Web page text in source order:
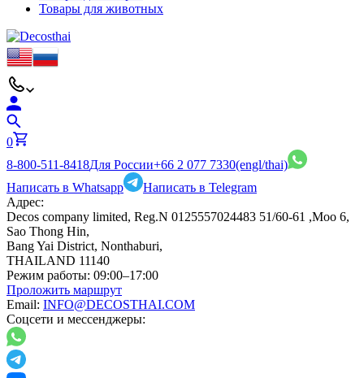
Товары для животных
0
8-800-511-8418Для России+66 2 077 7330(engl/thai)
Написать в Whatsapp
Написать в Telegram
Адрес:
Decos company limited, Reg.N 0125557024483 51/60-61 ,Moo 6,
Sao Thong Hin,
Bang Yai District, Nonthaburi,
THAILAND 11140
Режим работы: 09:00–17:00
Проложить маршрут
Email: INFO@DECOSTHAI.COM
Соцсети и мессенджеры: